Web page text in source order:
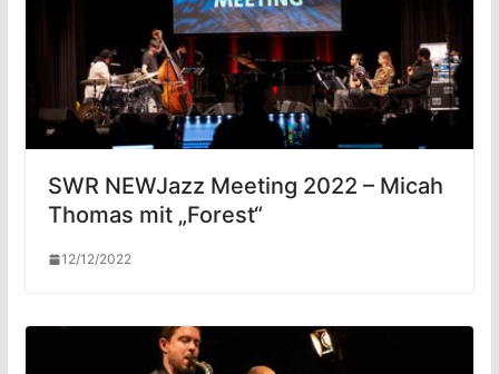
SWR NEWJazz Meeting 2022 – Micah
Thomas mit „Forest“
12/12/2022